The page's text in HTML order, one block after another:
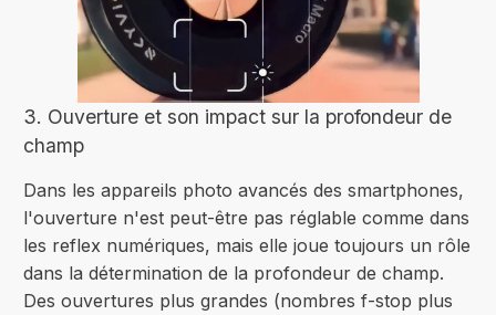
3. Ouverture et son impact sur la profondeur de
champ
Dans les appareils photo avancés des smartphones,
l'ouverture n'est peut-être pas réglable comme dans
les reflex numériques, mais elle joue toujours un rôle
dans la détermination de la profondeur de champ.
Des ouvertures plus grandes (nombres f-stop plus